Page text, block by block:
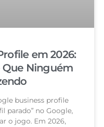
em 2026:
Que Ninguém
business profile
parado” no Google,
o jogo. Em 2026,